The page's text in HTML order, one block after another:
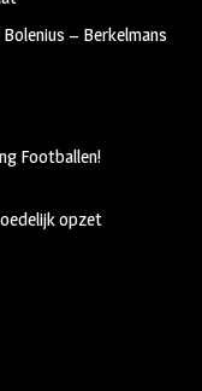
Bolenius – Berkelmans
Footballen!
opzet